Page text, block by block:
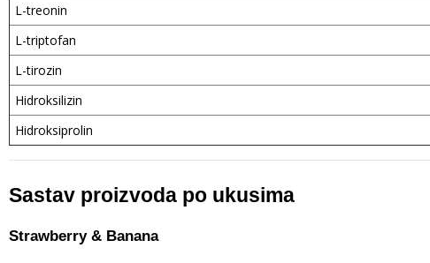
L-treonin
L-triptofan
L-tirozin
Hidroksilizin
Hidroksiprolin
Sastav proizvoda po ukusima
Strawberry & Banana